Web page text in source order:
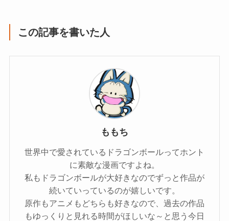
この記事を書いた人
ももち
世界中で愛されているドラゴンボールってホント
に素敵な漫画ですよね。
私もドラゴンボールが大好きなのでずっと作品が
続いていっているのが嬉しいです。
原作もアニメもどちらも好きなので、過去の作品
もゆっくりと見れる時間がほしいな～と思う今日